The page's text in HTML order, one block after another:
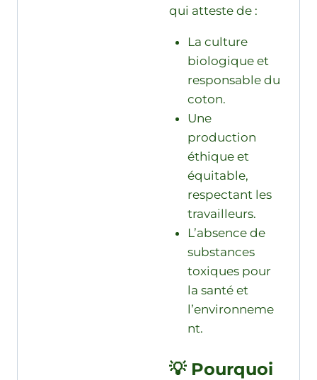
qui atteste de :
La culture
biologique et
responsable du
coton.
Une
production
éthique et
équitable,
respectant les
travailleurs.
L’absence de
substances
toxiques pour
la santé et
l’environneme
nt.
💡 Pourquoi